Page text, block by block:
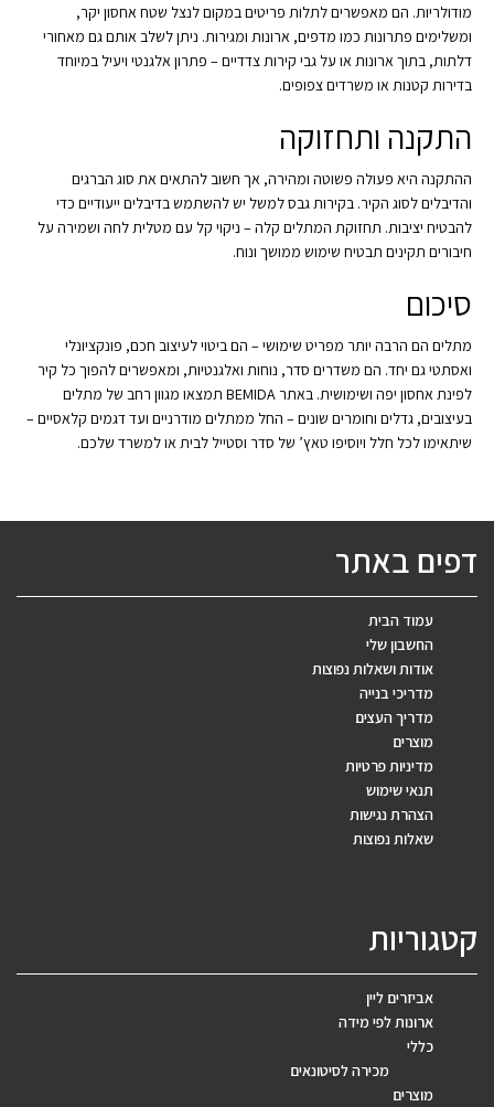
מודולריות. הם מאפשרים לתלות פריטים במקום לנצל שטח אחסון יקר,
ומשלימים פתרונות כמו מדפים, ארונות ומגירות. ניתן לשלב אותם גם מאחורי
דלתות, בתוך ארונות או על גבי קירות צדדיים – פתרון אלגנטי ויעיל במיוחד
בדירות קטנות או משרדים צפופים.
התקנה ותחזוקה
ההתקנה היא פעולה פשוטה ומהירה, אך חשוב להתאים את סוג הברגים
והדיבלים לסוג הקיר. בקירות גבס למשל יש להשתמש בדיבלים ייעודיים כדי
להבטיח יציבות. תחזוקת המתלים קלה – ניקוי קל עם מטלית לחה ושמירה על
חיבורים תקינים תבטיח שימוש ממושך ונוח.
סיכום
מתלים הם הרבה יותר מפריט שימושי – הם ביטוי לעיצוב חכם, פונקציונלי
ואסתטי גם יחד. הם משדרים סדר, נוחות ואלגנטיות, ומאפשרים להפוך כל קיר
לפינת אחסון יפה ושימושית. באתר BEMIDA תמצאו מגוון רחב של מתלים
בעיצובים, גדלים וחומרים שונים – החל ממתלים מודרניים ועד דגמים קלאסיים –
שיתאימו לכל חלל ויוסיפו טאץ’ של סדר וסטייל לבית או למשרד שלכם.
דפים באתר
עמוד הבית
החשבון שלי
אודות ושאלות נפוצות
מדריכי בנייה
מדריך העצים
מוצרים
מדיניות פרטיות
תנאי שימוש
הצהרת נגישות
שאלות נפוצות
קטגוריות
אביזרים ליין
ארונות לפי מידה
כללי
מכירה לסיטונאים
מוצרים